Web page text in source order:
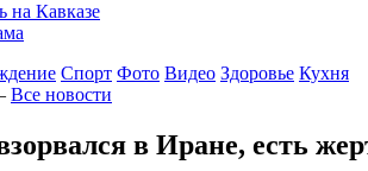
на Кавказе
Спорт Фото Видео Здоровье Кухня
Все новости
в Иране, есть